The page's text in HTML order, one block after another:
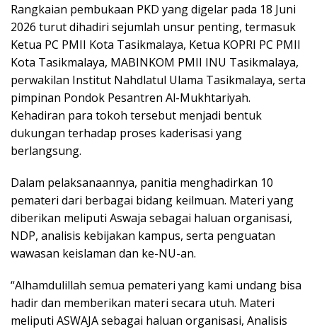
Rangkaian pembukaan PKD yang digelar pada 18 Juni
2026 turut dihadiri sejumlah unsur penting, termasuk
Ketua PC PMII Kota Tasikmalaya, Ketua KOPRI PC PMII
Kota Tasikmalaya, MABINKOM PMII INU Tasikmalaya,
perwakilan Institut Nahdlatul Ulama Tasikmalaya, serta
pimpinan Pondok Pesantren Al-Mukhtariyah.
Kehadiran para tokoh tersebut menjadi bentuk
dukungan terhadap proses kaderisasi yang
berlangsung.
Dalam pelaksanaannya, panitia menghadirkan 10
pemateri dari berbagai bidang keilmuan. Materi yang
diberikan meliputi Aswaja sebagai haluan organisasi,
NDP, analisis kebijakan kampus, serta penguatan
wawasan keislaman dan ke-NU-an.
“Alhamdulillah semua pemateri yang kami undang bisa
hadir dan memberikan materi secara utuh. Materi
meliputi ASWAJA sebagai haluan organisasi, Analisis